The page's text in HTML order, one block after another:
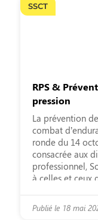
SSCT
RPS &
pression
La prévention
combat
ronde du 14
consacrée aux
professionnel,
à celles et ceux
Publié le 18 mai